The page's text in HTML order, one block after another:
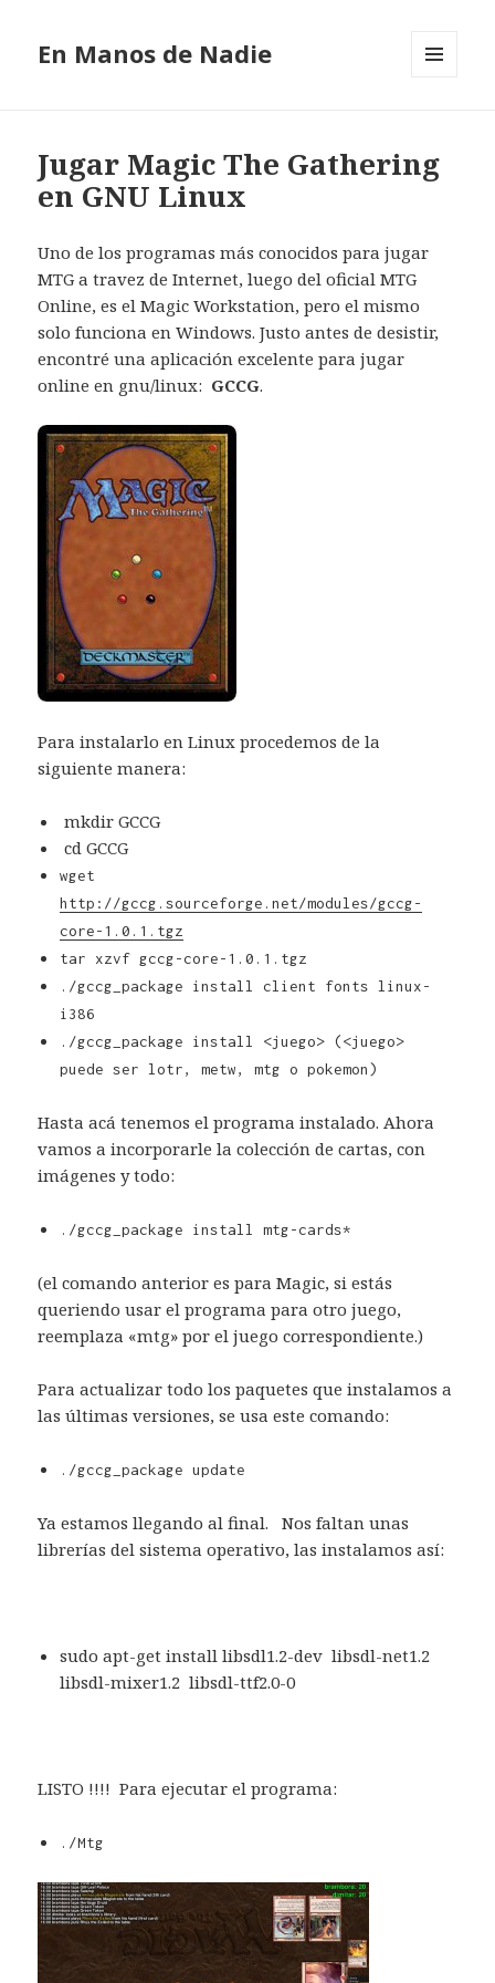
En Manos de Nadie
Jugar Magic The Gathering
en GNU Linux
Uno de los programas más conocidos para jugar
MTG a travez de Internet, luego del oficial MTG
Online, es el Magic Workstation, pero el mismo
solo funciona en Windows. Justo antes de desistir,
encontré una aplicación excelente para jugar
online en gnu/linux: GCCG.
Para instalarlo en Linux procedemos de la
siguiente manera:
mkdir GCCG
cd GCCG
wget
http://gccg.sourceforge.net/modules/gccg-
core-1.0.1.tgz
tar xzvf gccg-core-1.0.1.tgz
./gccg_package install client fonts linux-
i386
./gccg_package install <juego> (<juego>
puede serlotr,metw,mtg opokemon)
Hasta acá tenemos el programa instalado. Ahora
vamos a incorporarle la colección de cartas, con
imágenes y todo:
./gccg_package install mtg-cards*
(el comando anterior es para Magic, si estás
queriendo usar el programa para otro juego,
reemplaza «mtg» por el juego correspondiente.)
Para actualizar todo los paquetes que instalamos a
las últimas versiones, se usa este comando:
./gccg_package update
Ya estamos llegando al final. Nos faltan unas
librerías del sistema operativo, las instalamos así:
sudo apt-get install libsdl1.2-dev libsdl-net1.2
libsdl-mixer1.2 libsdl-ttf2.0-0
LISTO !!!! Para ejecutar el programa:
./Mtg